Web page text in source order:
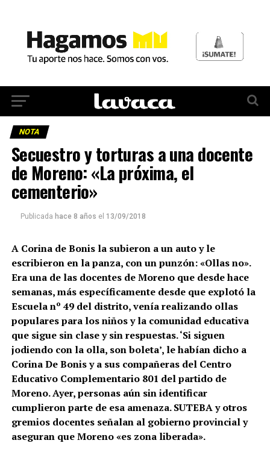
NOTA
Secuestro y torturas a una docente
de Moreno: «La próxima, el
cementerio»
Publicada hace 8 años el 13/09/2018
A Corina de Bonis la subieron a un auto y le
escribieron en la panza, con un punzón: «Ollas no».
Era una de las docentes de Moreno que desde hace
semanas, más específicamente desde que explotó la
Escuela nº 49 del distrito, venía realizando ollas
populares para los niños y la comunidad educativa
que sigue sin clase y sin respuestas. ‘Si siguen
jodiendo con la olla, son boleta’, le habían dicho a
Corina De Bonis y a sus compañeras del Centro
Educativo Complementario 801 del partido de
Moreno. Ayer, personas aún sin identificar
cumplieron parte de esa amenaza. SUTEBA y otros
gremios docentes señalan al gobierno provincial y
aseguran que Moreno «es zona liberada».